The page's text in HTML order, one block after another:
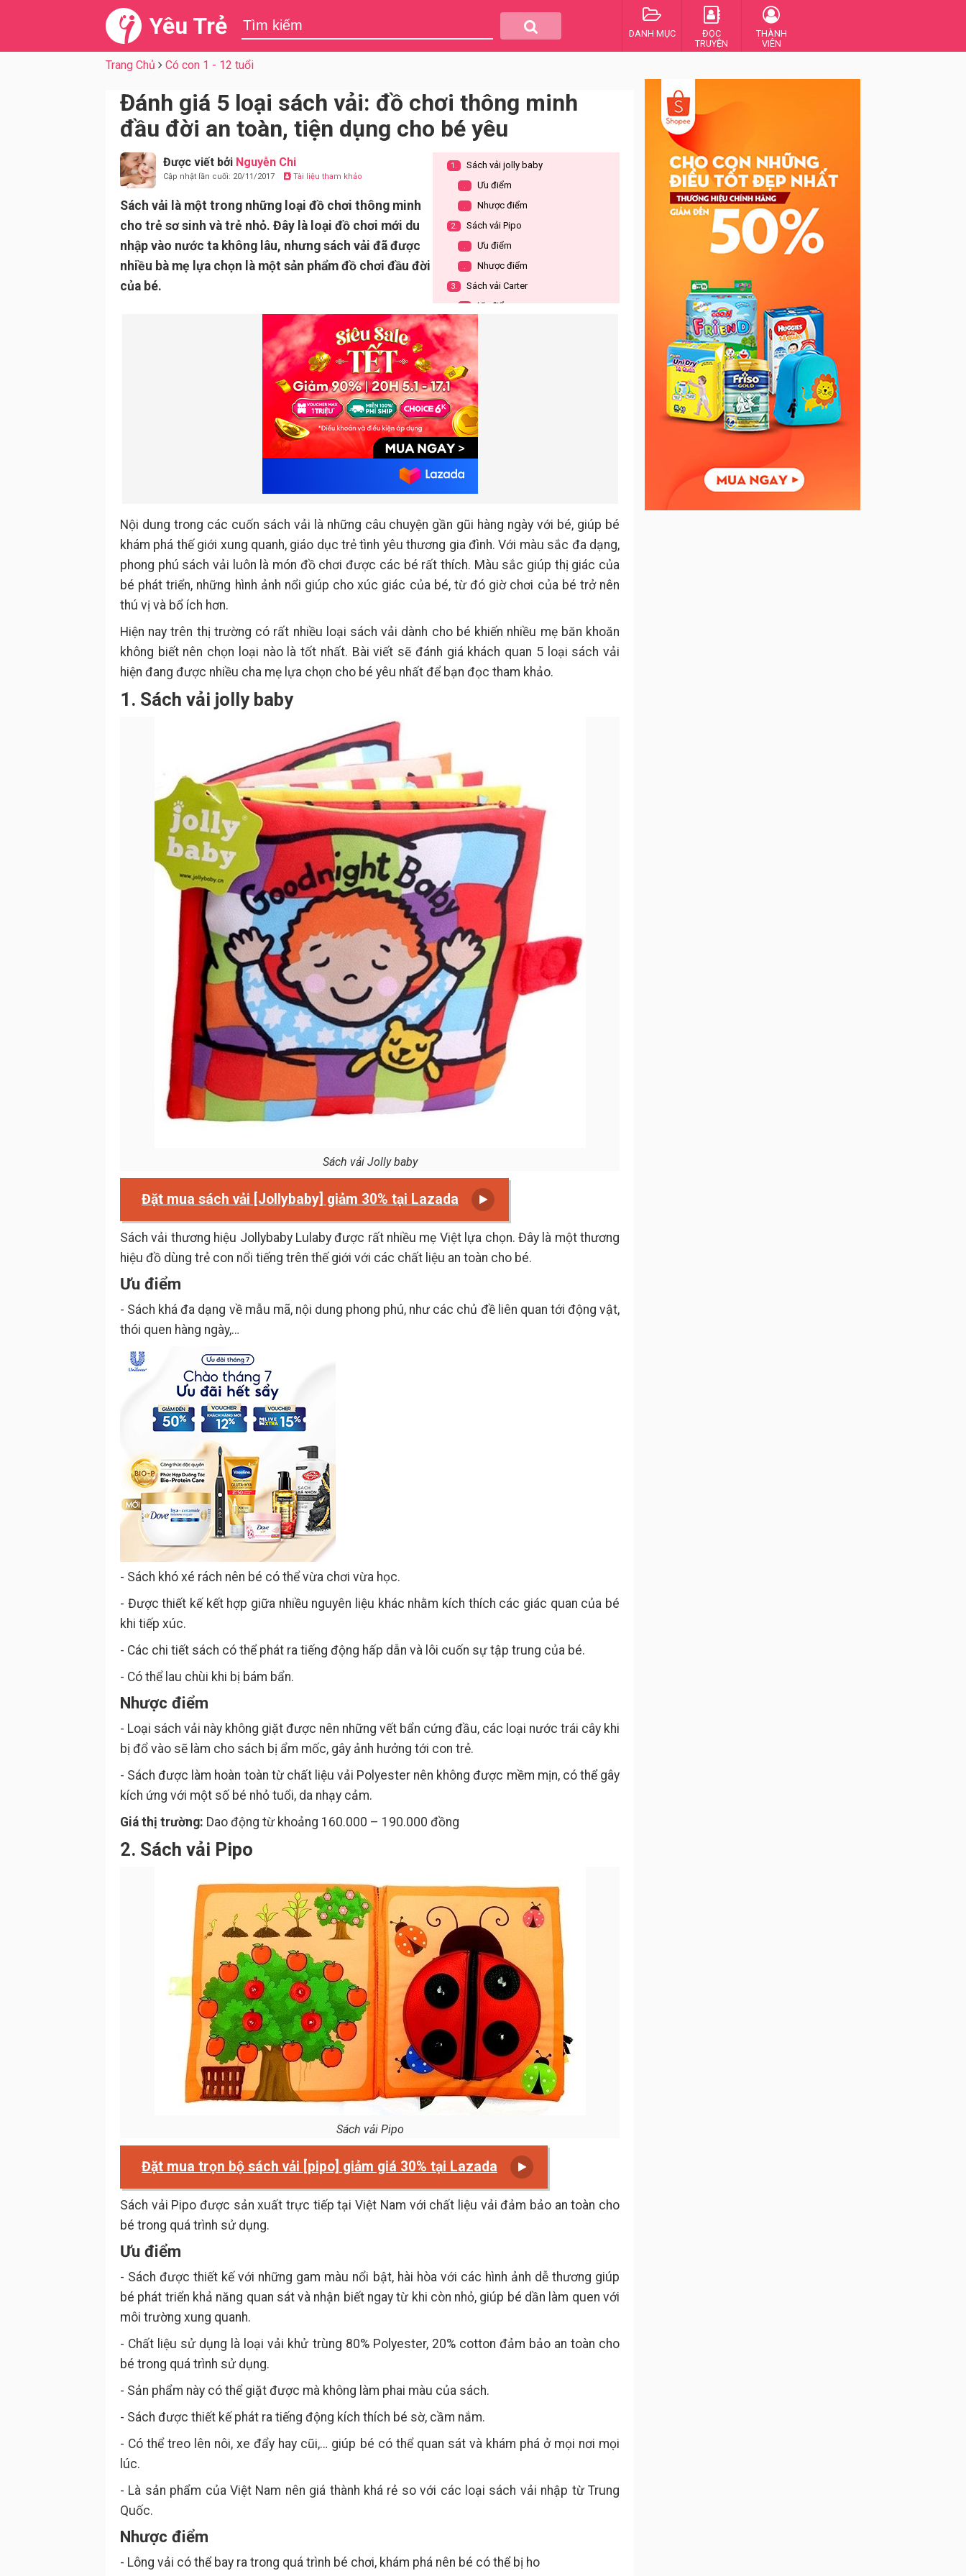
Yêu Trẻ DANH MỤC
ĐỌC
TRUYỆN
THÀNH
VIÊN
Trang Chủ Có con 1 - 12 tuổi
Đánh giá 5 loại sách vải: đồ chơi thông minh
đầu đời an toàn, tiện dụng cho bé yêu
Được viết bởi Nguyễn Chi
Cập nhật lần cuối: 20/11/2017 Tài liệu tham khảo
Sách vải là một trong những loại đồ chơi thông minh
cho trẻ sơ sinh và trẻ nhỏ. Đây là loại đồ chơi mới du
nhập vào nước ta không lâu, nhưng sách vải đã được
nhiều bà mẹ lựa chọn là một sản phẩm đồ chơi đầu đời
của bé.
1. Sách vải jolly baby
. Ưu điểm
. Nhược điểm
2. Sách vải Pipo
. Ưu điểm
. Nhược điểm
3. Sách vải Carter
. Ưu điểm:
Nhược điểm:
4. Sách vải JJOVCE
.
. Nhược điểm
5.
Sách vải học về hoa quả và màu
sắc Việt Nam
. Ưu điểm:
. Nhược điểm:
.
Một số lưu ý khi lựa chọn sách vải
cho bé
Nội dung trong các cuốn sách vải là những câu chuyện gần gũi hàng ngày với bé, giúp bé
khám phá thế giới xung quanh, giáo dục trẻ tình yêu thương gia đình. Với màu sắc đa dạng,
phong phú sách vải luôn là món đồ chơi được các bé rất thích. Màu sắc giúp thị giác của
bé phát triển, những hình ảnh nổi giúp cho xúc giác của bé, từ đó giờ chơi của bé trở nên
thú vị và bổ ích hơn.
Hiện nay trên thị trường có rất nhiều loại sách vải dành cho bé khiến nhiều mẹ băn khoăn
không biết nên chọn loại nào là tốt nhất. Bài viết sẽ đánh giá khách quan 5 loại sách vải
hiện đang được nhiều cha mẹ lựa chọn cho bé yêu nhất để bạn đọc tham khảo.
1. Sách vải jolly baby
Sách vải Jolly baby
Đặt mua sách vải [Jollybaby] giảm 30% tại Lazada
Sách vải thương hiệu Jollybaby Lulaby được rất nhiều mẹ Việt lựa chọn. Đây là một thương
hiệu đồ dùng trẻ con nổi tiếng trên thế giới với các chất liệu an toàn cho bé.
Ưu điểm
- Sách khá đa dạng về mẫu mã, nội dung phong phú, như các chủ đề liên quan tới động vật,
thói quen hàng ngày,…
- Sách khó xé rách nên bé có thể vừa chơi vừa học.
- Được thiết kế kết hợp giữa nhiều nguyên liệu khác nhằm kích thích các giác quan của bé
khi tiếp xúc.
- Các chi tiết sách có thể phát ra tiếng động hấp dẫn và lôi cuốn sự tập trung của bé.
- Có thể lau chùi khi bị bám bẩn.
Nhược điểm
- Loại sách vải này không giặt được nên những vết bẩn cứng đầu, các loại nước trái cây khi
bị đổ vào sẽ làm cho sách bị ẩm mốc, gây ảnh hưởng tới con trẻ.
- Sách được làm hoàn toàn từ chất liệu vải Polyester nên không được mềm mịn, có thể gây
kích ứng với một số bé nhỏ tuổi, da nhạy cảm.
Giá thị trường: Dao động từ khoảng 160.000 – 190.000 đồng
2. Sách vải Pipo
Sách vải Pipo
Đặt mua trọn bộ sách vải [pipo] giảm giá 30% tại Lazada
Sách vải Pipo được sản xuất trực tiếp tại Việt Nam với chất liệu vải đảm bảo an toàn cho
bé trong quá trình sử dụng.
Ưu điểm
- Sách được thiết kế với những gam màu nổi bật, hài hòa với các hình ảnh dễ thương giúp
bé phát triển khả năng quan sát và nhận biết ngay từ khi còn nhỏ, giúp bé dần làm quen với
môi trường xung quanh.
- Chất liệu sử dụng là loại vải khử trùng 80% Polyester, 20% cotton đảm bảo an toàn cho
bé trong quá trình sử dụng.
- Sản phẩm này có thể giặt được mà không làm phai màu của sách.
- Sách được thiết kế phát ra tiếng động kích thích bé sờ, cầm nắm.
- Có thể treo lên nôi, xe đẩy hay cũi,… giúp bé có thể quan sát và khám phá ở mọi nơi mọi
lúc.
- Là sản phẩm của Việt Nam nên giá thành khá rẻ so với các loại sách vải nhập từ Trung
Quốc.
Nhược điểm
- Lông vải có thể bay ra trong quá trình bé chơi, khám phá nên bé có thể bị ho